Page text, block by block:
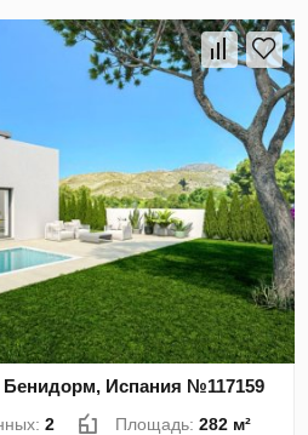
Испания №117159
2 Площадь:282 м²